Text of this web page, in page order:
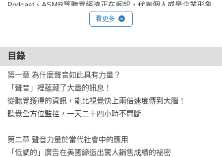
Podcast、ASMR等聽覺經濟正在崛起，代表個人或是企業形象
的「聲紋」也越來越受重視。唯有了解聲音的強大，並有策略
這些，都是聲音的力量......
✓ 一開口就讓人產生興趣
✓ 專注力跟工作效率大幅提升
✓ 告別失眠，一覺到天明
✓ 提案成功百分百
✓ 品牌形象一秒到位
看更多
目錄
第一章 為什麼聲音如此具有力量？
「聲音」裡蘊藏了大量的訊息！
從聽覺獲得的資訊，能比視覺快上兩倍速度傳到大腦！
聽覺全方位監控，一天二十四小時不間斷
第二章 聲音力量於當代社會中的應用
「低調的」廣告在美國締造出驚人銷售成績的祕密